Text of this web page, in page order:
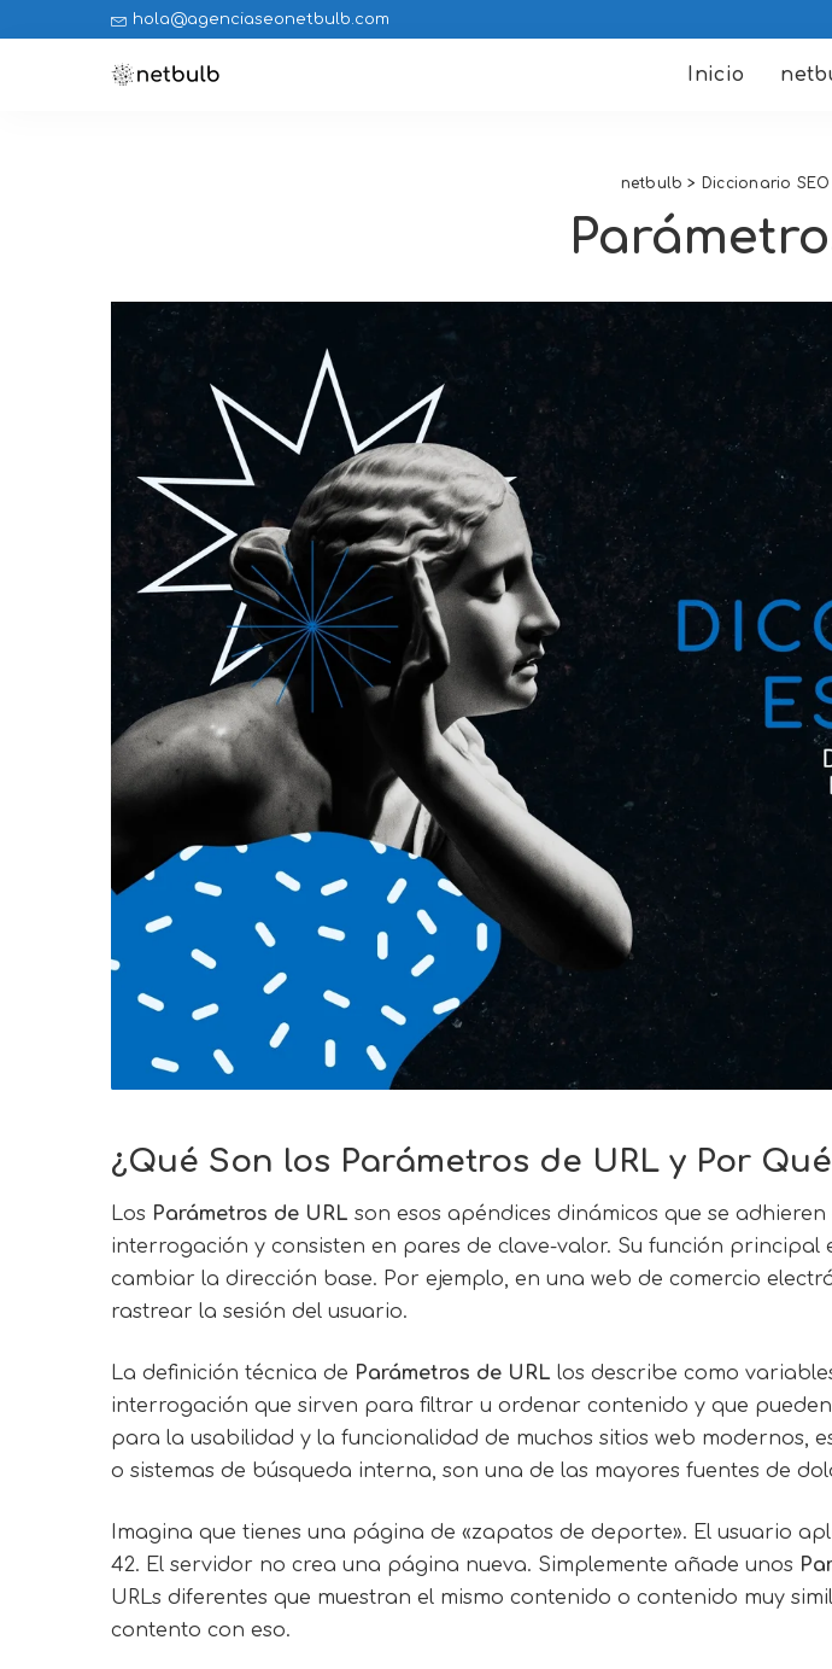
hola@agenciaseonetbulb.com
Inicio
netbulb > Diccionario SEO
¿Qué Son los Parámetros de URL y Por
Los Parámetros de URL son esos apéndices dinámicos que se
interrogación y consisten en pares de clave-valor. Su función
cambiar la dirección base. Por ejemplo, en una web de comercio
rastrear la sesión del usuario.
La definición técnica de Parámetros de URL los describe como
interrogación que sirven para filtrar u ordenar contenido y que
para la usabilidad y la funcionalidad de muchos sitios web modernos,
o sistemas de búsqueda interna, son una de las mayores fuentes de
Imagina que tienes una página de «zapatos de deporte». El usuario
42. El servidor no crea una página nueva. Simplemente añade unos
URLs diferentes que muestran el mismo contenido o contenido muy
contento con eso.